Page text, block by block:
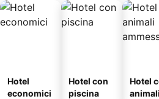
Hotel
economici
Hotel con
piscina
Hotel
animali